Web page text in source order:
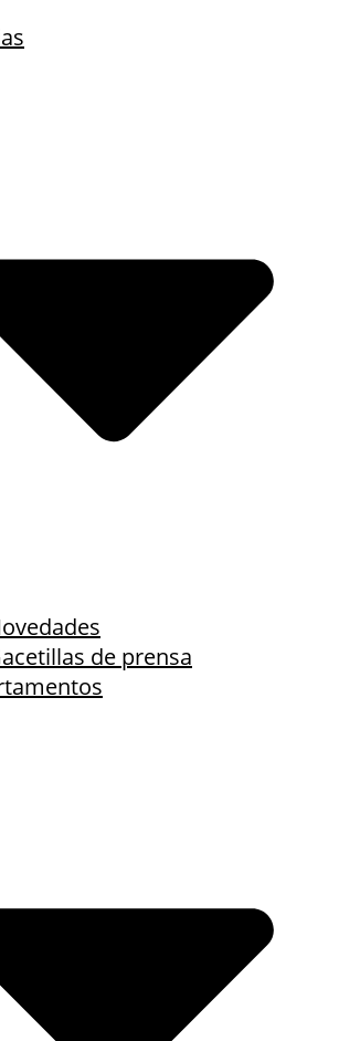
de prensa